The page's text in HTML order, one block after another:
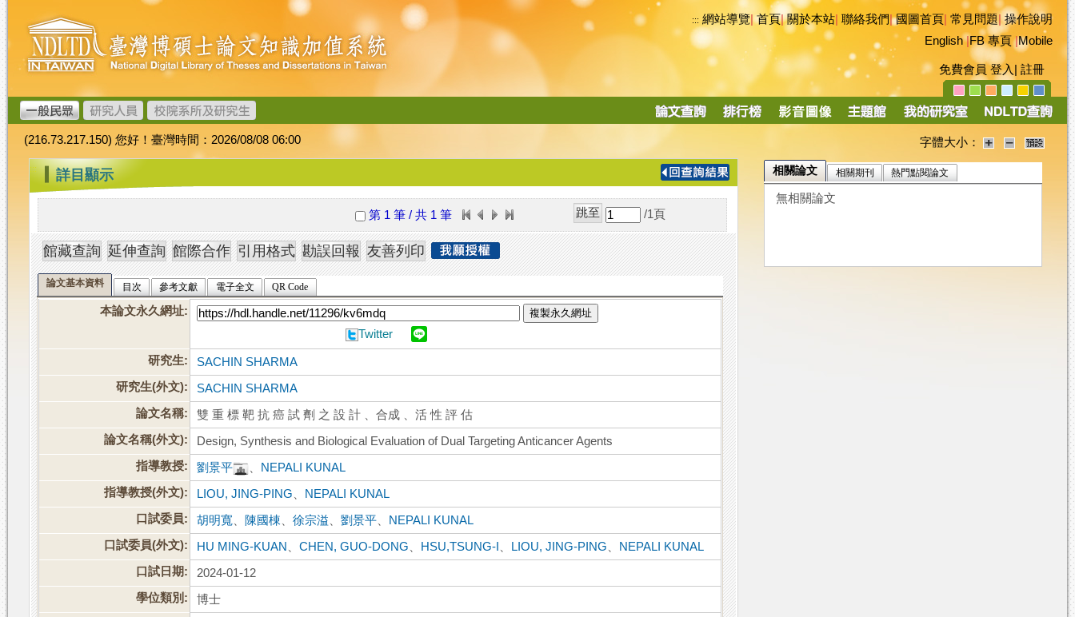
跳
到
主
要
內
容
臺
灣
博
碩
士
論
文
加
值
系
統
::: 網站導覽|首頁|關於本站 聯絡我們|國圖首頁 常見問題|操作說明
English|FB 專頁|Mobile
免費會員 登入 註冊
導
(216.73.217.150) 您好！臺灣時間：2026/08/08 06:00 字體大小：
::: 詳目顯示
第 1 筆 / 共 1 筆 /1 頁
論文基本資料 目次 參考文獻 電子全文 QR Code
本論文永久網址: 複製永久網址
Twitter
研究生:
SACHIN SHARMA
研究生(外文):
SACHIN SHARMA
論文名稱:
雙 重 標 靶 抗 癌 試 劑 之 設 計 、合成 、活 性 評 估
論文名稱(外文):
Design, Synthesis and Biological Evaluation of Dual Targeting Anticancer Agents
指導教授:
劉景平
NEPALI KUNAL
指導教授(外文):
LIOU, JING-PING
NEPALI KUNAL
口試委員:
胡明寬 陳國棟 、徐宗溢 、劉景平
NEPALI KUNAL
口試委員(外文):
HU MING-KUAN 、CHEN, GUO-DONG HSU,TSUNG-I LIOU, JING-PING
NEPALI KUNAL
口試日期:
2024-01-12
學位類別:
博士
相關論文 相關期刊 熱門點閱論文
無相關論文